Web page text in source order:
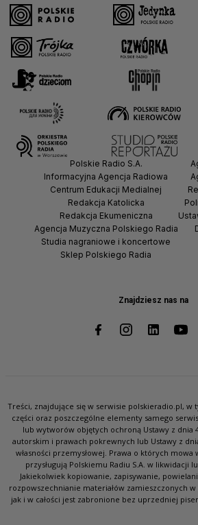
Znajdziesz nas na
Polskie Radio S.A.
Informacyjna Agencja Radiowa
Centrum Edukacji Medialnej
Redakcja Katolicka
Redakcja Ekumeniczna
Agencja Muzyczna Polskiego Radia
Studia nagraniowe i koncertowe
Sklep Polskiego Radia
Treści, znajdujące się w serwisie polskieradio.pl, w
części oraz poszczególne elementy samego
lub wytworów objętych ochroną Ustawy z dnia
autorskim i prawach pokrewnych lub Ustawy z
własności przemysłowej. Prawa o których
przysługują Polskiemu Radiu S.A. w likwidacji
Jakiekolwiek kopiowanie, zapisywanie,
rozpowszechnianie materiałów zamieszczonych
jak i w całości jest zabronione bez uprzedniej